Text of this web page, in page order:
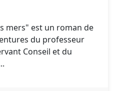
mers" est un roman de
du professeur
Conseil et du